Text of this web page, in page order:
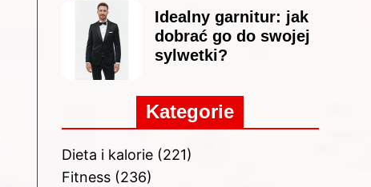
Idealny garnitur: jak
dobrać go do swojej
sylwetki?
Kategorie
Dieta i kalorie(221)
Fitness(236)